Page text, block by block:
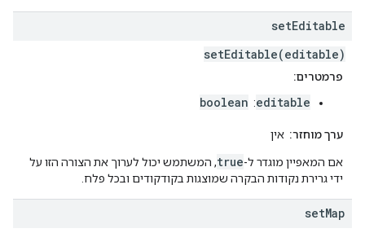
setEditable
setEditable(editable)
פרמטרים:
editable
:
boolean
ערך מוחזר: אין
אם המאפיין מוגדר ל-true, המשתמש יכול לערוך את הצורה הזו על
ידי גרירת נקודות הבקרה שמוצגות בקודקודים ובכל פלח.
setMap